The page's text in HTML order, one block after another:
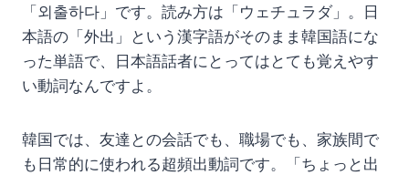
「외출하다」です。読み方は「ウェチュラダ」。日
本語の「外出」という漢字語がそのまま韓国語にな
った単語で、日本語話者にとってはとても覚えやす
い動詞なんですよ。
韓国では、友達との会話でも、職場でも、家族間で
も日常的に使われる超頻出動詞です。「ちょっと出